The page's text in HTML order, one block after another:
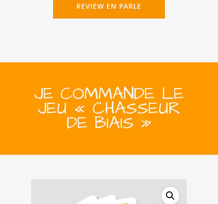
REVIEW EN PARLE
JE COMMANDE LE
JEU « CHASSEUR
DE BIAIS »